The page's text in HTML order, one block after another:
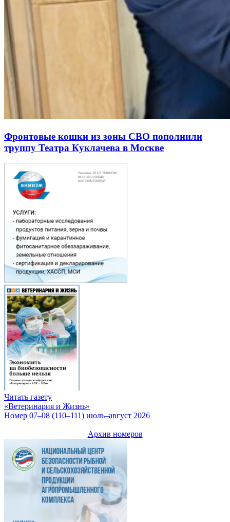
Фронтовые кошки из зоны СВО пополнили
труппу Театра Куклачева в Москве
Читать газету
«Ветеринария и Жизнь»
Номер 07–08 (110–111) июль–август 2026
Архив номеров